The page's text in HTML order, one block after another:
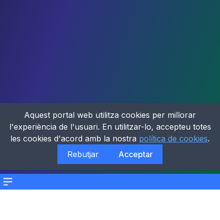
Menu
Aquest portal web utilitza cookies per millorar
l'experiència de l'usuari. En utilitzar-lo, accepteu totes
les cookies d'acord amb la nostra política de cookies.
Rebutjar
Acceptar